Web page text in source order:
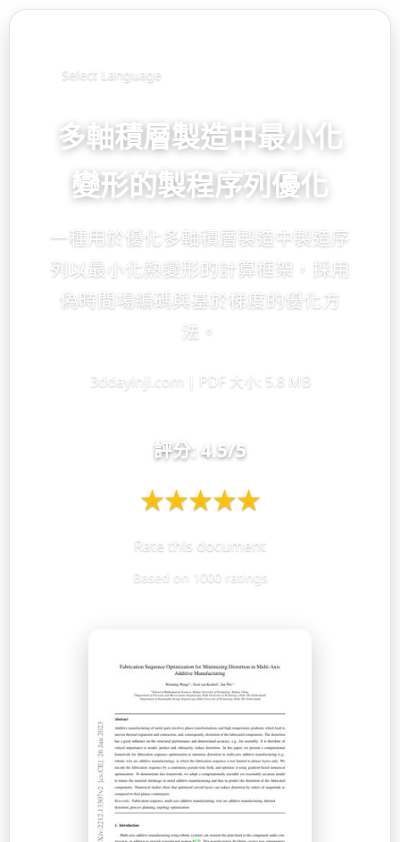
Select Language
多軸積層製造中最小化
變形的製程序列優化
一種用於優化多軸積層製造中製造序
列以最小化熱變形的計算框架，採用
偽時間場編碼與基於梯度的優化方
法。
3ddayinji.com | PDF 大小: 5.8 MB
評分: 4.5/5
★★★★★
Rate this document
Based on 1000 ratings